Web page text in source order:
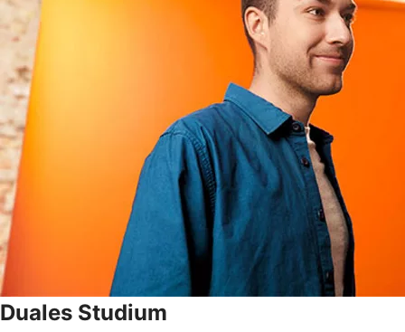
Duales Studium